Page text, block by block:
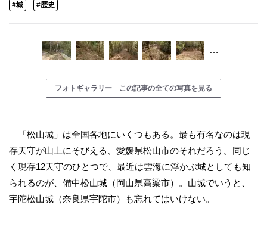
#城 #歴史
…
フォトギャラリー この記事の全ての写真を見る
「松山城」は全国各地にいくつもある。最も有名なのは現
存天守が山上にそびえる、愛媛県松山市のそれだろう。同じ
く現存12天守のひとつで、最近は雲海に浮かぶ城としても知
られるのが、備中松山城（岡山県高梁市）。山城でいうと、
宇陀松山城（奈良県宇陀市）も忘れてはいけない。